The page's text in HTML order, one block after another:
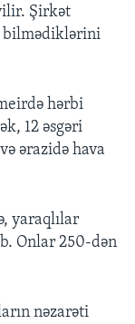
Şirkət
bilmədiklərini
hərbi
12 əsgəri
ərazidə hava
yaraqlılar
Onlar 250-dən
nəzarəti